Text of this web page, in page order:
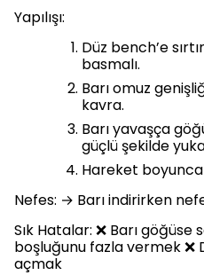
Yapılışı:
Düz bench’e
basmalı.
Barı omuz
kavra.
Barı yavaşça
güçlü şekilde
Hareket
Nefes: → Barı indirirken
Sık Hatalar: ❌ Barı
boşluğunu fazla vermek ❌
açmak